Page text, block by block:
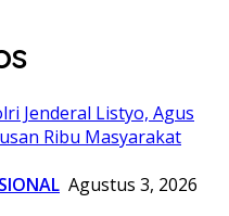
Agustus 3, 2026